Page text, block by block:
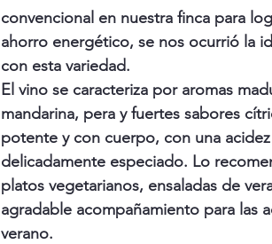
convencional en nuestra finca para
ahorro energético, se nos ocurrió la
con esta variedad.
El vino se caracteriza por aromas
mandarina, pera y fuertes sabores
potente y con cuerpo, con una acidez
delicadamente especiado. Lo
platos vegetarianos, ensaladas de
agradable acompañamiento para las
verano.